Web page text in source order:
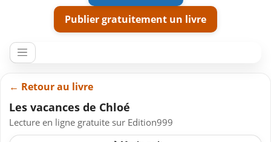
Publier gratuitement un livre
← Retour au livre
Les vacances de Chloé
Lecture en ligne gratuite sur Edition999